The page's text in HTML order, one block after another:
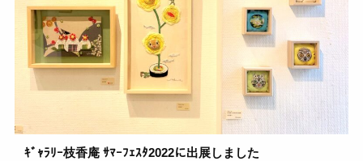
ｷﾞｬﾗﾘｰ枝香庵 ｻﾏｰﾌｪｽﾀ2022に出展しました